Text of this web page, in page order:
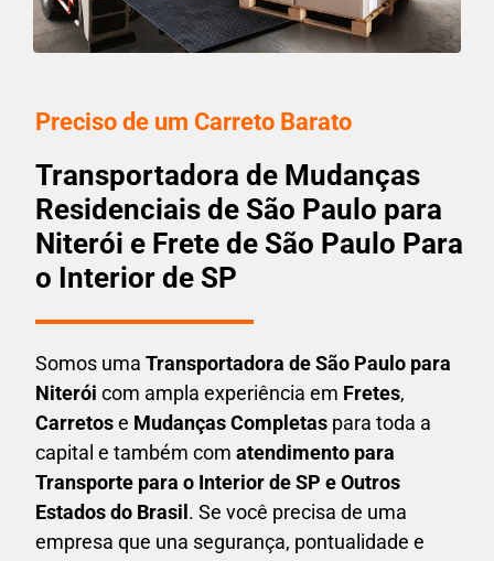
Preciso de um Carreto Barato
Transportadora de Mudanças
Residenciais de São Paulo para
Niterói e Frete de São Paulo Para
o Interior de SP
Somos uma Transportadora de São Paulo para
Niterói com ampla experiência em Fretes,
Carretose Mudanças Completas para toda a
capital e também com atendimento para
Transporte para o Interior de SP e Outros
Estados do Brasil . Se você precisa de uma
empresa que una segurança, pontualidade e